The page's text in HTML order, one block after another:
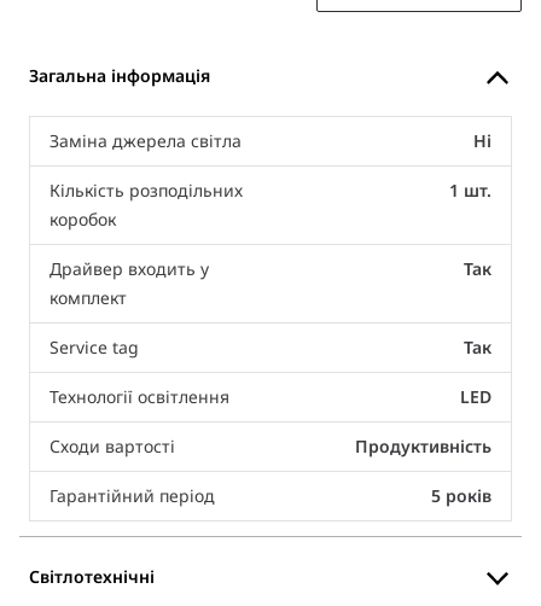
Загальна інформація
Заміна джерела світла Ні
Кількість розподільних
коробок
1 шт.
Драйвер входить у
комплект
Так
Service tag Так
Технології освітлення LED
Сходи вартості Продуктивність
Гарантійний період 5 років
Світлотехнічні